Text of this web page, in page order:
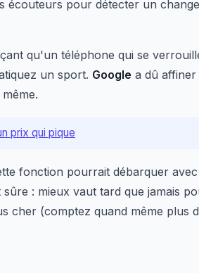
écouteurs pour détecter un
qu'un téléphone qui se
un sport. Google a dû
prix qui pique
fonction pourrait débarquer avec
sûre : mieux vaut tard que jamais
cher (comptez quand même plus